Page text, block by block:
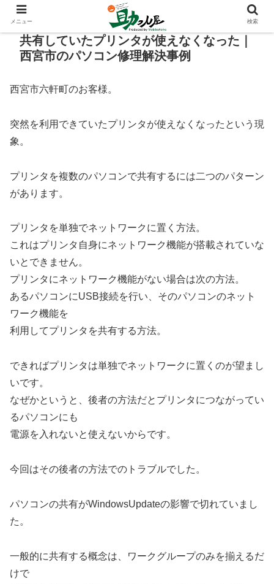
共有していたプリンタが使えなくなった｜
西宮市のパソコン修理解決事例
西宮市六軒町のお客様。
突然を利用できていたプリンタが使えなくなったという現
象。
プリンタを複数のパソコンで共有するには二つのパターン
があります。
プリンタを単独でネットワークに置く方法。
これはプリンタ自身にネットワーク機能が搭載されていな
いとできません。
プリンタにネットワーク機能がない場合は次の方法。
あるパソコンにUSB接続を行い、そのパソコンのネット
ワーク機能を
利用してプリンタを共有する方法。
できればプリンタは単独でネットワークに置くのが望まし
いです。
なぜかというと、後者の方法だとプリンタにつながってい
るパソコンにも
電源を入れないと使えないからです。
今回はその後者の方法でのトラブルでした。
パソコンの共有がWindowsUpdateの影響で切れていまし
た。
一般的に共有する概念は、ワークグループのみを揃えるだ
けで
メニュー 検索